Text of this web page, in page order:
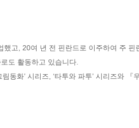
했고, 20여 년 전 핀란드로 이주하여 주
도 활동하고 있습니다.
림동화’ 시리즈, ‘타투와 파투’ 시리즈와